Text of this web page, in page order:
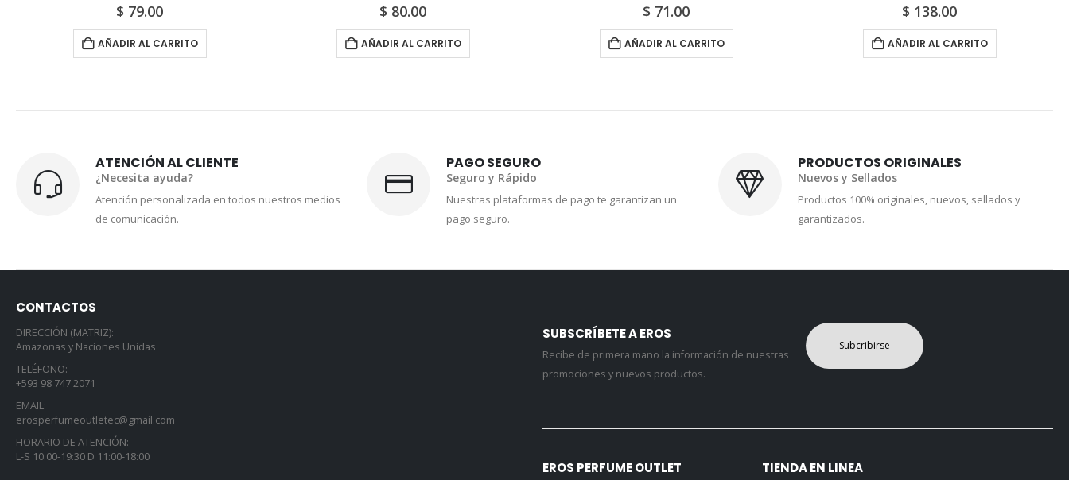
$ 80.00
AÑADIR AL CARRITO
$ 71.00
AÑADIR AL CARRITO
$138.00
AÑADIR AL CARRITO
$ 158.00
AÑADIR AL CARRITO
ATENCIÓN AL CLIENTE
¿Necesita ayuda?
Atención personalizada en todos nuestros medios
de comunicación.
PAGO SEGURO
Seguro y Rápido
Nuestras plataformas de pago te garantizan un
pago seguro.
PRODUCTOS ORIGINALES
Nuevos y Sellados
Productos 100% originales, nuevos, sellados y
garantizados.
CONTACTOS
DIRECCIÓN (MATRIZ):
Amazonas y Naciones Unidas
TELÉFONO:
+593 98 747 2071
EMAIL:
erosperfumeoutletec@gmail.com
HORARIO DE ATENCIÓN:
L-S 10:00-19:30 D 11:00-18:00
SUBSCRÍBETE A EROS
Recibe de primera mano la información de nuestras
promociones y nuevos productos.
Subcribirse
EROS PERFUME OUTLET TIENDA EN LINEA